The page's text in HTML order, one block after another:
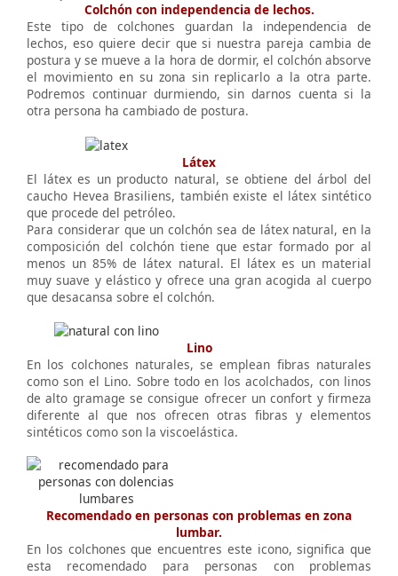
Colchón con independencia de lechos.
Este tipo de colchones guardan la independencia de
lechos, eso quiere decir que si nuestra pareja cambia de
postura y se mueve a la hora de dormir, el colchón absorve
el movimiento en su zona sin replicarlo a la otra parte.
Podremos continuar durmiendo, sin darnos cuenta si la
otra persona ha cambiado de postura.
Látex
El látex es un producto natural, se obtiene del árbol del
caucho Hevea Brasiliens, también existe el látex sintético
que procede del petróleo.
Para considerar que un colchón sea de látex natural, en la
composición del colchón tiene que estar formado por al
menos un 85% de látex natural. El látex es un material
muy suave y elástico y ofrece una gran acogida al cuerpo
que desacansa sobre el colchón.
Lino
En los colchones naturales, se emplean fibras naturales
como son el Lino. Sobre todo en los acolchados, con linos
de alto gramage se consigue ofrecer un confort y firmeza
diferente al que nos ofrecen otras fibras y elementos
sintéticos como son la viscoelástica.
Recomendado en personas con problemas en zona
lumbar.
En los colchones que encuentres este icono, significa que
esta recomendado para personas con problemas